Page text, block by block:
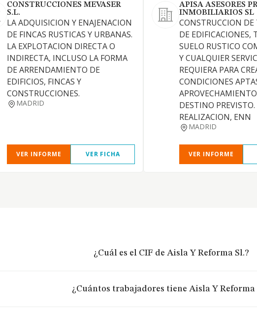
CONSTRUCCIONES MEVASER
S.L.
LA ADQUISICION Y ENAJENACION
DE FINCAS RUSTICAS Y URBANAS.
LA EXPLOTACION DIRECTA O
INDIRECTA, INCLUSO LA FORMA
DE ARRENDAMIENTO DE
EDIFICIOS, FINCAS Y
CONSTRUCCIONES.
MADRID
VER INFORME VER FICHA
APISA ASESORES
INMOBILIARIOS SL
CONSTRUCCION DE
DE EDIFICACIONES,
SUELO RUSTICO
Y CUALQUIER
REQUIERA PARA
CONDICIONES
DESTINO
REALIZACION, ENN
MADRID
VER INFORME
¿Cuál es el CIF de Aisla Y Reforma Sl.?
¿Cuántos trabajadores tiene Aisla Y Reforma